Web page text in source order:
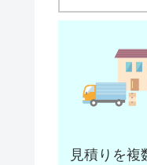
見積りを複